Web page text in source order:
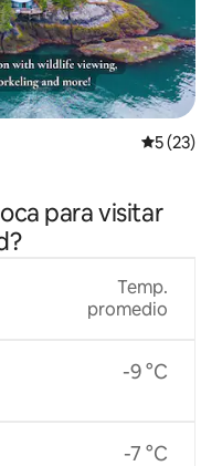
5 (23)
para visitar
Temp.
promedio
-9 °C
-7 °C